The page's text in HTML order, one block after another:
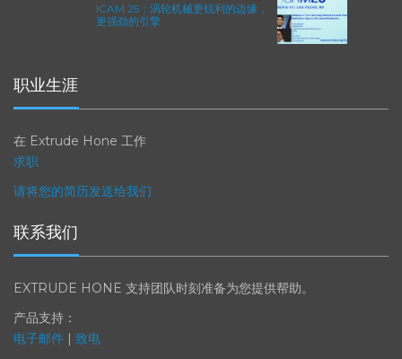
ICAM 25：涡轮机械更锐利的边缘，
更强劲的引擎
职业生涯
在 Extrude Hone 工作
求职
请将您的简历发送给我们
联系我们
EXTRUDE HONE 支持团队时刻准备为您提供帮助。
产品支持：
电子邮件 | 致电